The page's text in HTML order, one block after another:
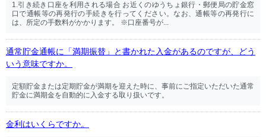
1.引き続き口座を利用される場合 お近くのゆうちょ銀行・郵便局の貯金窓
口で通帳等の再発行の手続きを行ってください。なお、通帳等の再発行に
は、所定の手数料がかかります。 ※口座番号が...
通常貯金通帳に「満期振替」と書かれた入金があるのですが、どう
いう意味ですか。
定額貯金または定期貯金が満期を迎えた時に、事前にご指定いただいた通常
貯金に満期金を自動的に入金する取り扱いです。
金利はいくらですか。